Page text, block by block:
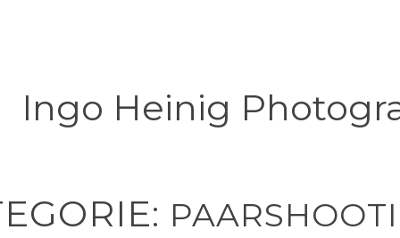
Ingo Heinig